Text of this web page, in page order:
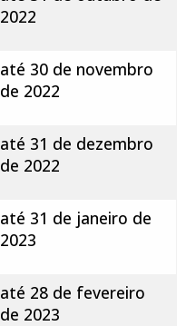
2022
até 30 de novembro
de 2022
até 31 de dezembro
de 2022
até 31 de janeiro de
2023
até 28 de fevereiro
de 2023